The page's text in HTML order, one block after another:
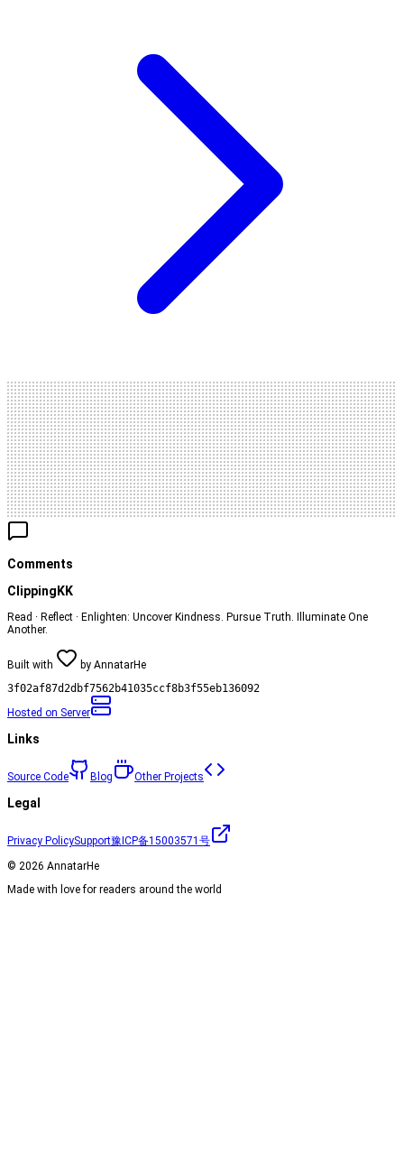
Comments
ClippingKK
Read · Reflect · Enlighten: Uncover Kindness. Pursue Truth. Illuminate One
Another.
Built with by AnnatarHe
3f02af87d2dbf7562b41035ccf8b3f55eb136092
Hosted on Server
Links
Source Code Blog Other Projects
Legal
Privacy PolicySupport豫ICP备15003571号
© 2026 AnnatarHe
Made with love for readers around the world